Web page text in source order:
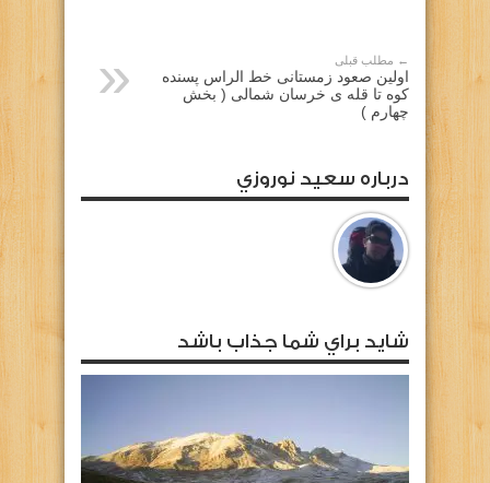
← مطلب قبلی
اولین صعود زمستانی خط الراس پسنده
کوه تا قله ی خرسان شمالی ( بخش
چهارم )
درباره سعيد نوروزي
شايد براي شما جذاب باشد